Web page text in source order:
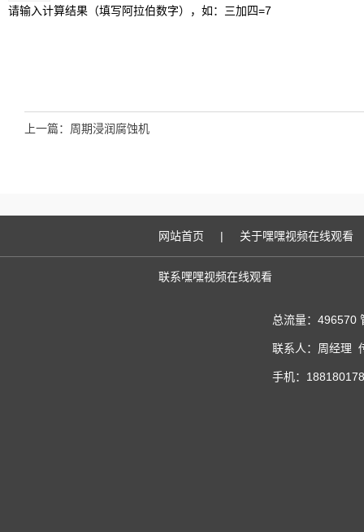
请输入计算结果（填写阿拉伯数字），如：三加四=7
上一篇： 周期浸润腐蚀机
网站首页 | 关于嘿嘿视频在线观看
联系嘿嘿视频在线观看
总流量：496570
联系人：周经理
手机：